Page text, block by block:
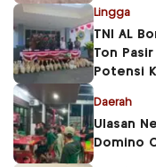
Lingga
TNI AL
Ton
Potensi
Daerah
Ulasan
Domino